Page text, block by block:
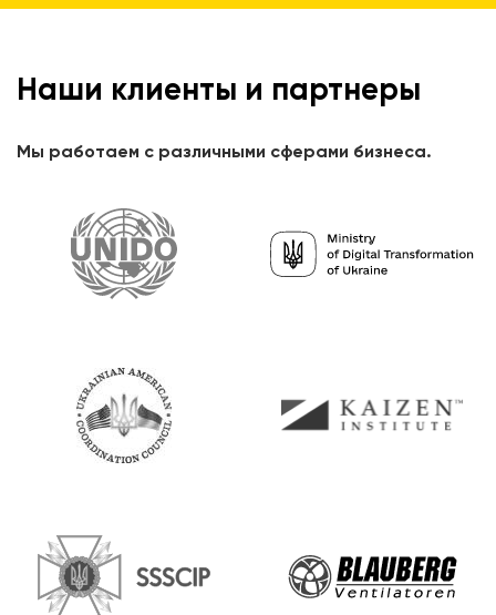
Наши клиенты и партнеры
Мы работаем с различными сферами бизнеса.